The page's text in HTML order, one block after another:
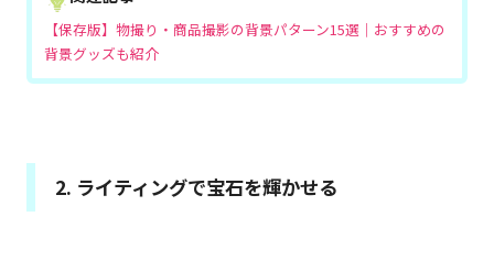
【保存版】物撮り・商品撮影の背景パターン15選｜おすすめの
背景グッズも紹介
2. ライティングで宝石を輝かせる